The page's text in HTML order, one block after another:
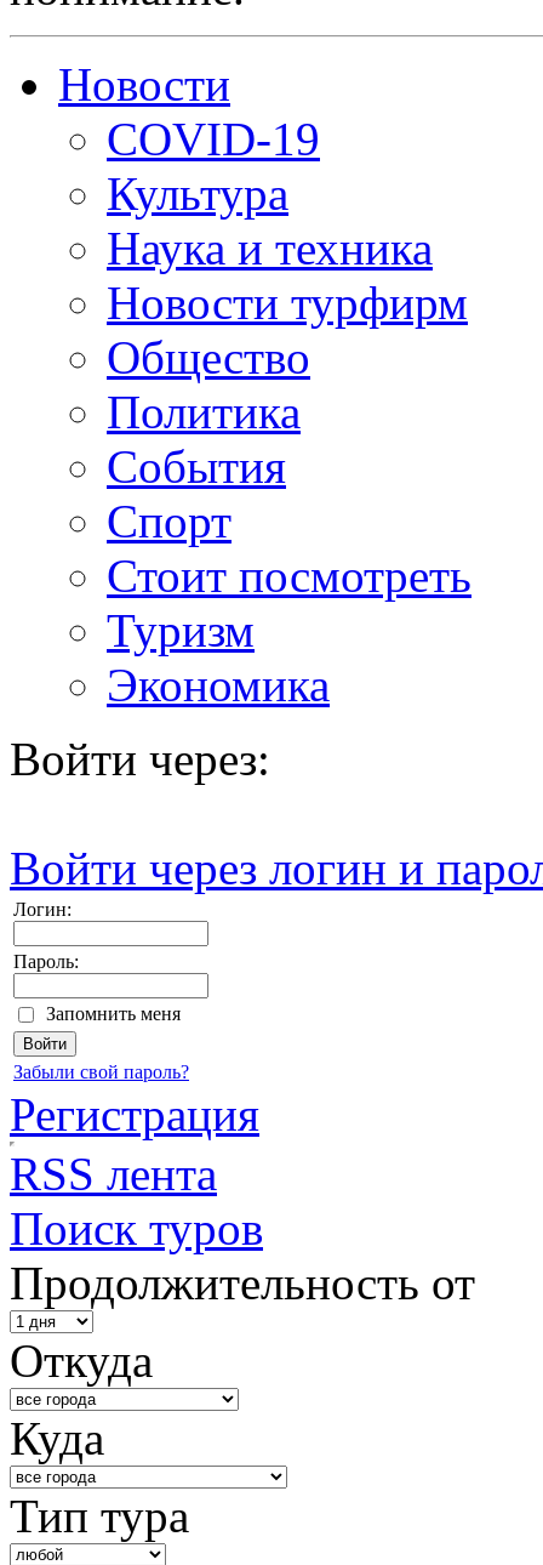
Новости
COVID-19
Культура
Наука и техника
Новости турфирм
Общество
Политика
События
Спорт
Стоит посмотреть
Туризм
Экономика
Войти через:
Войти через логин и
Логин:
Пароль:
Запомнить меня
Забыли свой пароль?
Регистрация
RSS лента
Поиск туров
Продолжительность от
Откуда
Куда
Тип тура